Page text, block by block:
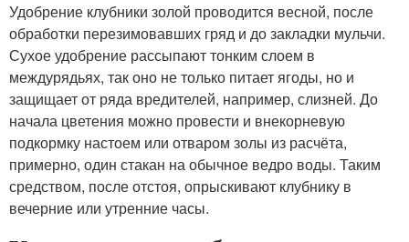
Удобрение клубники золой проводится весной, после
обработки перезимовавших гряд и до закладки мульчи.
Сухое удобрение рассыпают тонким слоем в
междурядьях, так оно не только питает ягоды, но и
защищает от ряда вредителей, например, слизней. До
начала цветения можно провести и внекорневую
подкормку настоем или отваром золы из расчёта,
примерно, один стакан на обычное ведро воды. Таким
средством, после отстоя, опрыскивают клубнику в
вечерние или утренние часы.